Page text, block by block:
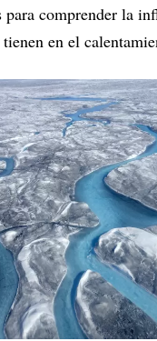
comprender la
en el